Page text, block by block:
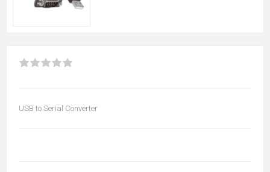
USB to Serial Converter